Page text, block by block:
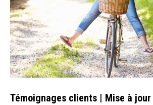
Témoignages clients | Mise à jour